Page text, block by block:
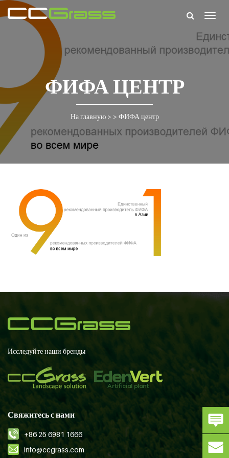
ФИФА ЦЕНТР
На главную> > ФИФА центр
Исследуйте наши бренды
Свяжитесь с нами
+86 25 6981 1666
info@ccgrass.com